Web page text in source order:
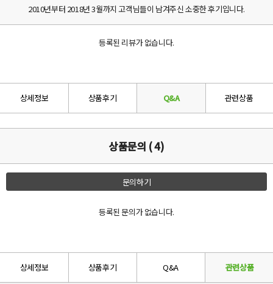
2010년부터 2018년 3월까지 고객님들이 남겨주신 소중한 후기입니다.
등록된 리뷰가 없습니다.
상세정보 상품후기 Q&A 관련상품
상품문의 ( 4)
문의하기
등록된 문의가 없습니다.
상세정보 상품후기 Q&A 관련상품